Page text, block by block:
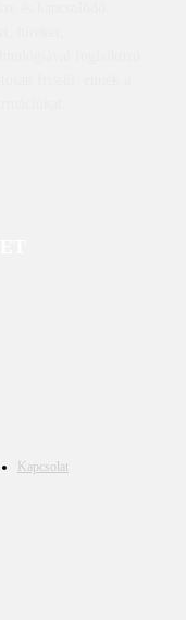
Kapcsolat